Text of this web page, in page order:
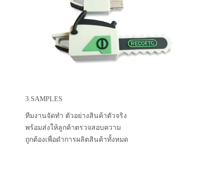
3.SAMPLES
ทีมงานจัดทำ ตัวอย่างสินค้าตัวจริง
พร้อมส่งให้ลูกค้าตรวจสอบความ
ถูกต้องเพื่อดำการผลิตสินค้าทั้งหมด